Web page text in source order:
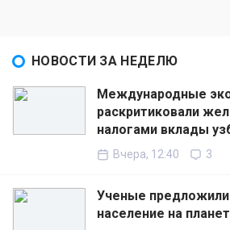
НОВОСТИ ЗА НЕДЕЛЮ
Международные
раскритиковали
налогами вклады
Вчера, 12:40 3
Ученые предложили
население на